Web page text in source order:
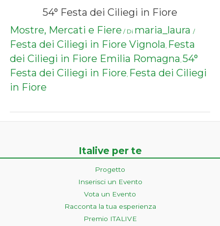
54° Festa dei Ciliegi in Fiore
Mostre, Mercati e Fiere / Di maria_laura /
Festa dei Ciliegi in Fiore Vignola, Festa
dei Ciliegi in Fiore Emilia Romagna, 54°
Festa dei Ciliegi in Fiore, Festa dei Ciliegi
in Fiore
Italive per te
Progetto
Inserisci un Evento
Vota un Evento
Racconta la tua esperienza
Premio ITALIVE